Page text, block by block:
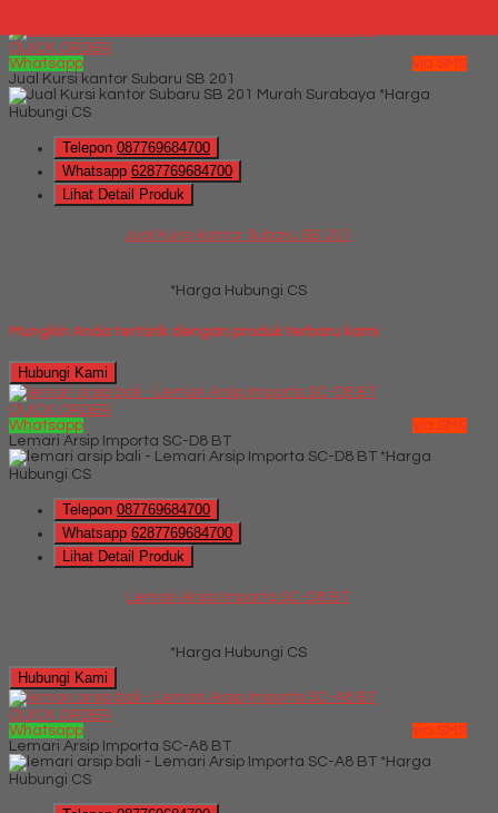
QUICK ORDER
Whatsapp
via SMS
Jual Kursi kantor Subaru SB 201
*Harga
Hubungi CS
Telepon 087769684700
Whatsapp 6287769684700
Lihat Detail Produk
Jual Kursi kantor Subaru SB 201
*Harga Hubungi CS
Mungkin Anda tertarik dengan produk terbaru kami
Hubungi Kami
QUICK ORDER
Whatsapp
via SMS
Lemari Arsip Importa SC-D8 BT
*Harga
Hubungi CS
Telepon 087769684700
Whatsapp 6287769684700
Lihat Detail Produk
Lemari Arsip Importa SC-D8 BT
*Harga Hubungi CS
Hubungi Kami
QUICK ORDER
Whatsapp
via SMS
Lemari Arsip Importa SC-A8 BT
*Harga
Hubungi CS